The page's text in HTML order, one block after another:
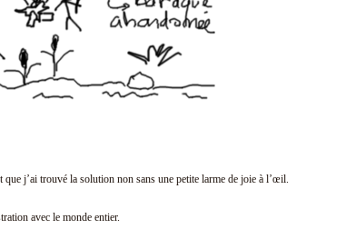
j’ai trouvé la solution non sans une petite larme de joie à l’œil.
avec le monde entier.